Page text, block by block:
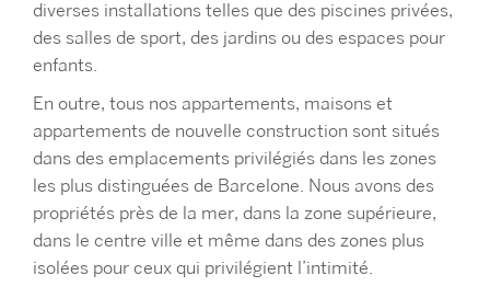
diverses installations telles que des piscines privées,
des salles de sport, des jardins ou des espaces pour
enfants.
En outre, tous nos appartements, maisons et
appartements de nouvelle construction sont situés
dans des emplacements privilégiés dans les zones
les plus distinguées de Barcelone. Nous avons des
propriétés près de la mer, dans la zone supérieure,
dans le centre ville et même dans des zones plus
isolées pour ceux qui privilégient l’intimité.